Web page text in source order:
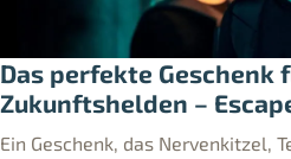
Das perfekte Geschenk
Zukunftshelden –
Ein Geschenk, das Nervenkitzel,